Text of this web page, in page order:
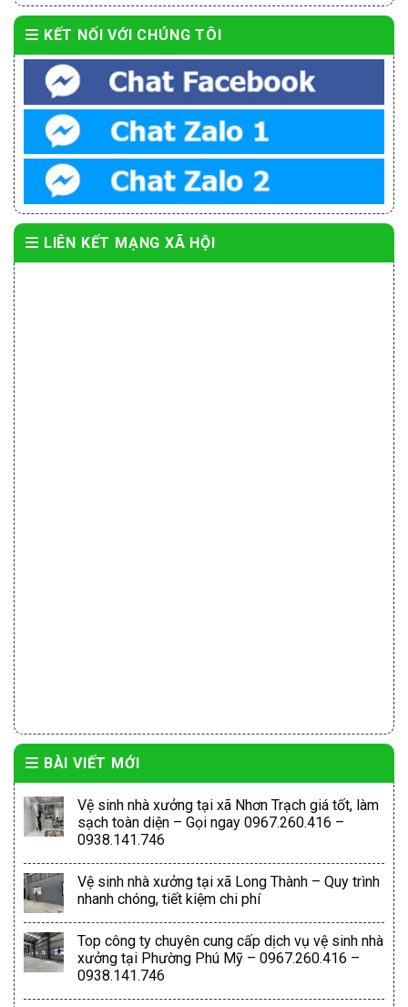
KẾT NỐI VỚI CHÚNG TÔI
LIÊN KẾT MẠNG XÃ HỘI
BÀI VIẾT MỚI
Vệ sinh nhà xưởng tại xã Nhơn Trạch giá tốt, làm
sạch toàn diện – Gọi ngay 0967.260.416 –
0938.141.746
Vệ sinh nhà xưởng tại xã Long Thành – Quy trình
nhanh chóng, tiết kiệm chi phí
Top công ty chuyên cung cấp dịch vụ vệ sinh nhà
xưởng tại Phường Phú Mỹ – 0967.260.416 –
0938.141.746